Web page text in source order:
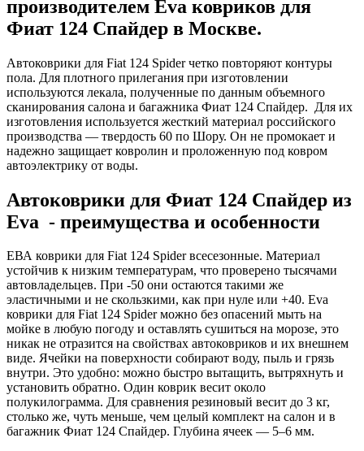
производителем Eva ковриков для
Фиат 124 Спайдер в Москве.
Автоковрики для Fiat 124 Spider четко повторяют контуры
пола. Для плотного прилегания при изготовлении
используются лекала, полученные по данным объемного
сканирования салона и багажника Фиат 124 Спайдер. Для их
изготовления используется жесткий материал российского
производства — твердость 60 по Шору. Он не промокает и
надежно защищает ковролин и проложенную под ковром
автоэлектрику от воды.
Автоковрики для Фиат 124 Спайдер из
Eva - преимущества и особенности
ЕВА коврики для Fiat 124 Spider всесезонные. Материал
устойчив к низким температурам, что проверено тысячами
автовладельцев. При -50 они остаются такими же
эластичными и не скользкими, как при нуле или +40. Eva
коврики для Fiat 124 Spider можно без опасений мыть на
мойке в любую погоду и оставлять сушиться на морозе, это
никак не отразится на свойствах автоковриков и их внешнем
виде. Ячейки на поверхности собирают воду, пыль и грязь
внутри. Это удобно: можно быстро вытащить, вытряхнуть и
установить обратно. Один коврик весит около
полукилограмма. Для сравнения резиновый весит до 3 кг,
столько же, чуть меньше, чем целый комплект на салон и в
багажник Фиат 124 Спайдер. Глубина ячеек — 5–6 мм.